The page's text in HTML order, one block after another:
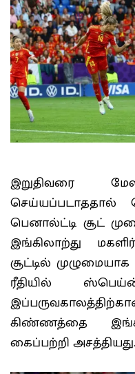
இறுதிவரை
செய்யப்படாததால்
பெனால்ட்டி சூட்
இங்கிலாற்து
சூட்டில்
ரீதியில்
கிண்ணத்தை
கைப்பற்றி அசத்தியது.